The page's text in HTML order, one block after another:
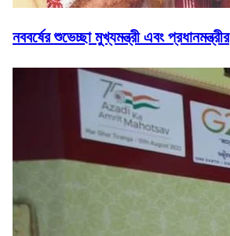
নববর্ষের শুভেচ্ছা মুখ্যমন্ত্রী এবং প্রধানমন্ত্রীর